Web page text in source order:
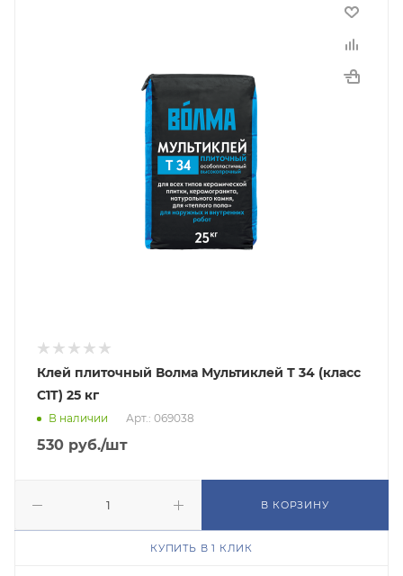
Клей плиточный Волма Мультиклей Т 34 (класс
C1T) 25 кг
В наличии Арт.: 069038
530 руб./шт
В КОРЗИНУ
КУПИТЬ В 1 КЛИК